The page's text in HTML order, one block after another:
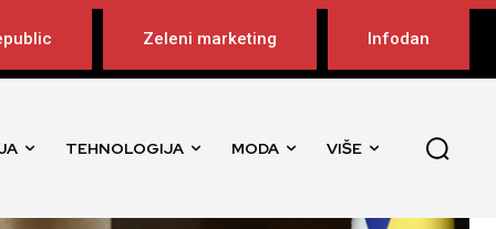
Zeleni marketing Infodan
TEHNOLOGIJA MODA VIŠE